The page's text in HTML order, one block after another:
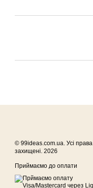
© 99ideas.com.ua. Усі права
захищені. 2026
Приймаємо до оплати